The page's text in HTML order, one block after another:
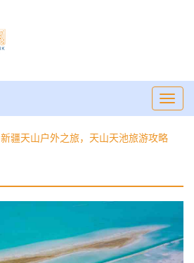
新疆天山户外之旅，天山天池旅游攻略